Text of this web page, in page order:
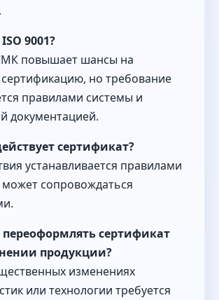
9001?
повышает шансы на
но требование
правилами системы и
документацией.
сертификат?
устанавливается правилами
сопровождаться
сертификат
продукции?
изменениях
или технологии требуется